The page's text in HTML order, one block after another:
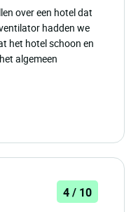
over een hotel dat
hadden we
het hotel schoon en
algemeen
4 / 10